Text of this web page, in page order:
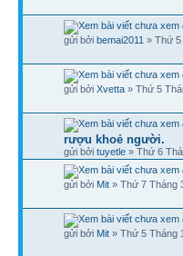
gửi bởi bemai2011 » Thứ 5
gửi bởi Xvetta » Thứ 5
rượu khoẻ người.
gửi bởi tuyetle » Thứ 6
gửi bởi Mit » Thứ 7 Tháng
gửi bởi Mit » Thứ 5 Tháng